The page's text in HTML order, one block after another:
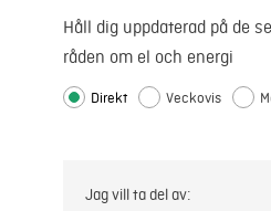
Håll dig uppdaterad på de
råden om el och energi
Direkt Veckovis
Jag vill ta del av: